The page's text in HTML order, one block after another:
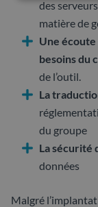
des
matière de
Une écoute
besoins du
de l’outil.
La
du groupe
La sécurité
données
Malgré